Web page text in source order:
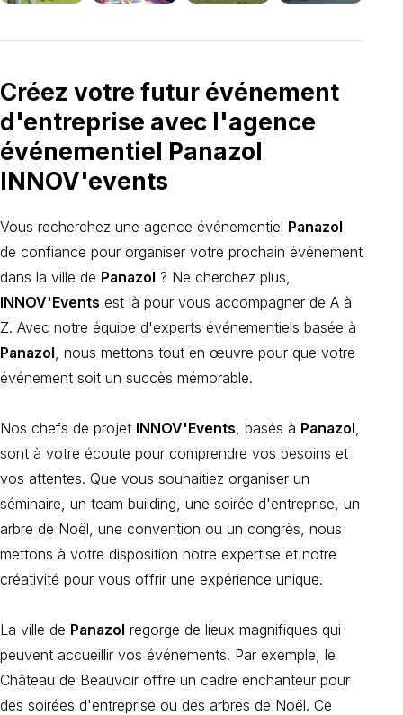
Créez votre futur événement
d'entreprise avec l'agence
événementiel Panazol
INNOV'events
Vous recherchez une agence événementiel Panazol
de confiance pour organiser votre prochain événement
dans la ville de Panazol ? Ne cherchez plus,
INNOV'Events est là pour vous accompagner de A à
Z. Avec notre équipe d'experts événementiels basée à
Panazol , nous mettons tout en œuvre pour que votre
événement soit un succès mémorable.
Nos chefs de projet INNOV'Events , basés à Panazol
sont à votre écoute pour comprendre vos besoins et
vos attentes. Que vous souhaitiez organiser un
séminaire, un team building, une soirée d'entreprise, un
arbre de Noël, une convention ou un congrès, nous
mettons à votre disposition notre expertise et notre
créativité pour vous offrir une expérience unique.
La ville de Panazol regorge de lieux magnifiques qui
peuvent accueillir vos événements. Par exemple, le
Château de Beauvoir offre un cadre enchanteur pour
des soirées d'entreprise ou des arbres de Noël. Ce